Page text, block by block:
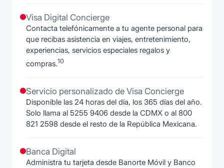
Visa Digital Concierge
Contacta telefónicamente a tu agente personal para
que recibas asistencia en viajes, entretenimiento,
experiencias, servicios especiales regalos y
compras.10
Servicio personalizado de Visa Concierge
Disponible las 24 horas del día, los 365 días del año.
Solo llama al 5255 9406 desde la CDMX o al 800
821 2598 desde el resto de la República Mexicana.
Banca Digital
Administra tu tarjeta desde Banorte Móvil y Banco